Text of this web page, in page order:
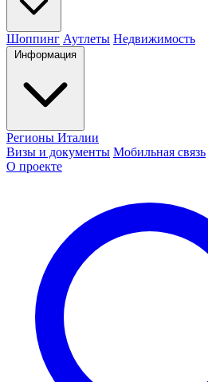
Шоппинг Аутлеты Недвижимость
Информация
Регионы Италии
Визы и документы Мобильная связь
О проекте